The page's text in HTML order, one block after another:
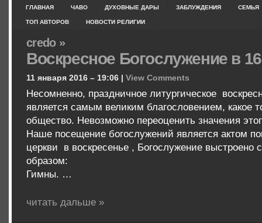
ГЛАВНАЯ ЧАВО ДУХОВНЫЕ ДАРЫ ЗАБЛУЖДЕНИЯ СЕМЬЯ
ТОП АВТОРОВ НОВОСТИ РЕЛИГИИ
credo »
Воскресное Богослужение в
11 января 2016 – 19:06 | View Comments
Несомненно, праздничное литургическое
является самым великим благословением, какое
общество. Невозможно переоценить значения
Наше посещение богослужений является актом
церкви в воскресенье , Богослужение
образом:
Гимны. …
читать дальше »